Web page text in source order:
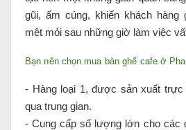
gũi, ấm cúng, khiến khách hàng
mệt mỏi sau những giờ làm việc
Bạn nên chọn mua bàn ghế cafe ở
- Hàng loại 1, được sản xuất
qua trung gian.
- Cung cấp số lượng lớn cho các